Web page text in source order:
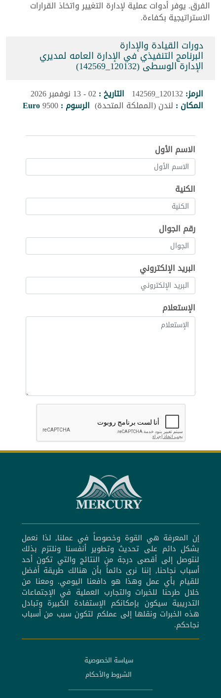
الفرق. يوفر أدوات عملية لإدارة التغيير واتخاذ القرارات
الاستراتيجية بكفاءة.
دورات القيادة والإدارة
البرنامج التنفيذي في الإدارة العامه لمديري
الإدارة الوسطى (120132_142569)
الرمز: 120132_142569 التاريخ : 02 - 13 نوفمبر 2026
المكان : لندن (المملكة المتحدة) الرسوم :9500
Euro
الاسم الأول
الكنية
رقم الجوال
البريد الإلكتروني
الإستعلام
إن المعرفة هي القوة وخصوصاً في عملنا, لذا نعمل
بشكل دائم على تحديث وتطوير أنفسنا ونلتزم بذلك
لنتوصل إلى أقصى درجة من النتائج والتي تكون أحد
أسباب نجاحنا, إننا نرى دائماً بأن هنالك طريقة أفضل
للقيام بأي عمل وهذا هو دافعنا اليومي. ومعنا من
خلال طرحنا للخبرات والتجارب العملية في الإجتماعات
التدريبية سيكون بإمكانكم الإستفادة الكبيرة وتبادل
هذه الخبرات ونقلها إلى عملكم لتكون سبب من أسباب
نجاحكم.
سياسة الخصوصية
الشروط والأحكام